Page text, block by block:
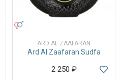
ARD AL ZAAFARAN
Ard Al Zaafaran Sudfa
2 250 ₽